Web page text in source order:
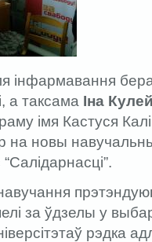
інфармавання
а таксама Іна
імя Кастуся
на новы
за ўдзелы у
рэдка